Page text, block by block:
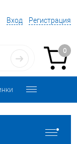
Вход Регистрация
0